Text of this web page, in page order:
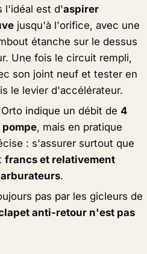
l'idéal est d'aspirer
jusqu'à l'orifice, avec une
étanche sur le dessus
Une fois le circuit rempli,
son joint neuf et tester en
le levier d'accélérateur.
indique un débit de 4
pompe, mais en pratique
: s'assurer surtout que
francs et relativement
.
pas par les gicleurs de
anti-retour n'est pas